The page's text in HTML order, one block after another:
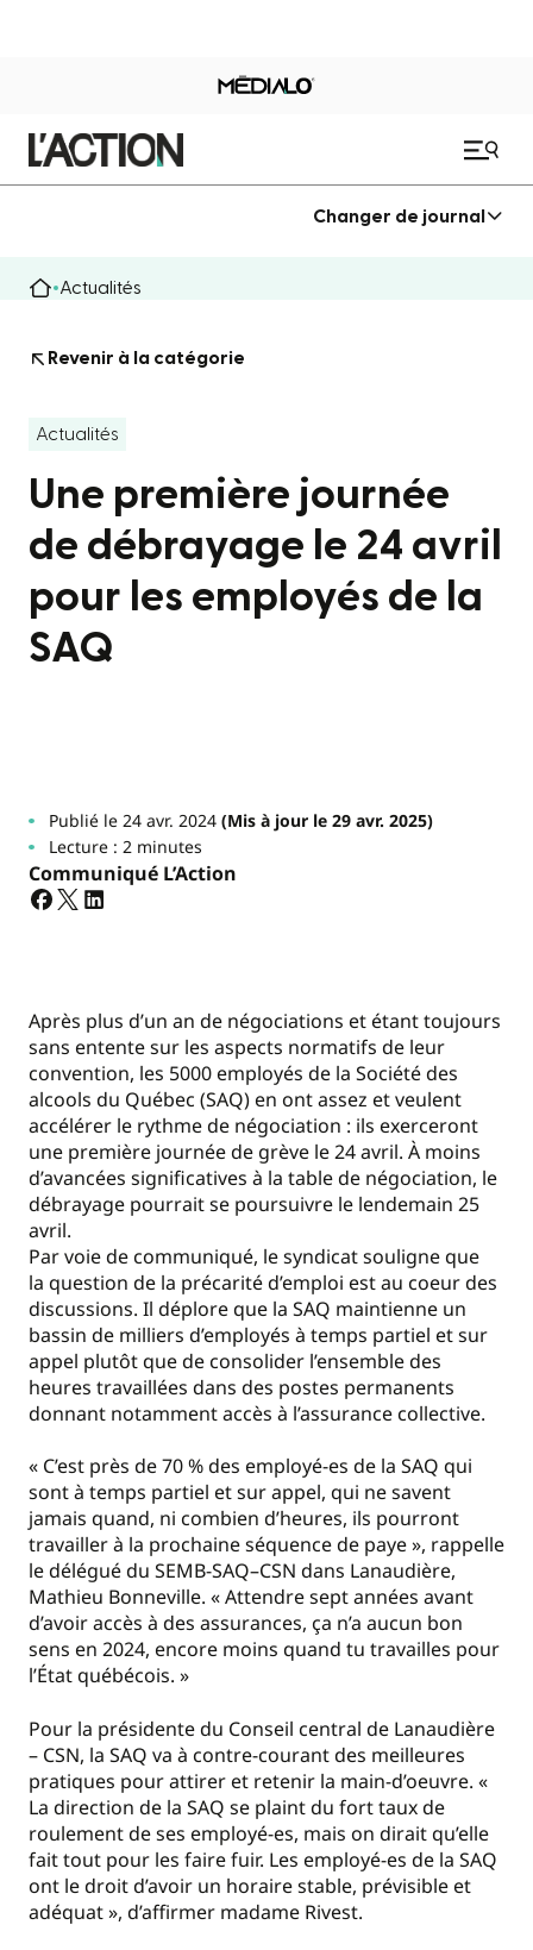
Changer de journal
Actualités
Revenir à la catégorie
Actualités
Une première journée
de débrayage le 24 avril
pour les employés de la
SAQ
Publié le 24 avr. 2024(Mis à jour le 29 avr. 2025)
Lecture : 2 minutes
Communiqué L’Action
Après plus d’un an de négociations et étant toujours
sans entente sur les aspects normatifs de leur
convention, les 5000 employés de la Société des
alcools du Québec (SAQ) en ont assez et veulent
accélérer le rythme de négociation : ils exerceront
une première journée de grève le 24 avril. À moins
d’avancées significatives à la table de négociation, le
débrayage pourrait se poursuivre le lendemain 25
avril.
Par voie de communiqué, le syndicat souligne que
la question de la précarité d’emploi est au coeur des
discussions. Il déplore que la SAQ maintienne un
bassin de milliers d’employés à temps partiel et sur
appel plutôt que de consolider l’ensemble des
heures travaillées dans des postes permanents
donnant notamment accès à l’assurance collective.
« C’est près de 70 % des employé-es de la SAQ qui
sont à temps partiel et sur appel, qui ne savent
jamais quand, ni combien d’heures, ils pourront
travailler à la prochaine séquence de paye », rappelle
le délégué du SEMB-SAQ–CSN dans Lanaudière,
Mathieu Bonneville. « Attendre sept années avant
d’avoir accès à des assurances, ça n’a aucun bon
sens en 2024, encore moins quand tu travailles pour
l’État québécois. »
Pour la présidente du Conseil central de Lanaudière
– CSN, la SAQ va à contre-courant des meilleures
pratiques pour attirer et retenir la main-d’oeuvre. «
La direction de la SAQ se plaint du fort taux de
roulement de ses employé-es, mais on dirait qu’elle
fait tout pour les faire fuir. Les employé-es de la SAQ
ont le droit d’avoir un horaire stable, prévisible et
adéquat », d’affirmer madame Rivest.